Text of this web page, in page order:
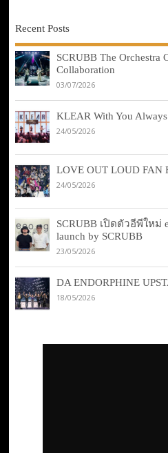
Recent Posts
SCRUBB The Orchestra
Collaboration
03/07/2026
KLEAR With You
24/05/2026
LOVE OUT LOUD FAN
24/05/2026
SCRUBB เปิดตัวอีพีใหม่
launch by SCRUBB
23/05/2026
DA ENDORPHINE
18/05/2026